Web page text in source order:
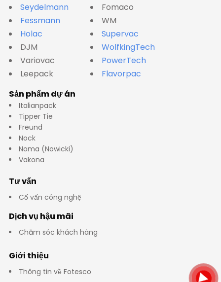
Seydelmann
Fessmann
Holac
DJM
Variovac
Leepack
Fomaco
WM
Supervac
WolfkingTech
PowerTech
Flavorpac
Sản phẩm dự án
Italianpack
Tipper Tie
Freund
Nock
Noma (Nowicki)
Vakona
Tư vấn
Cố vấn công nghệ
Dịch vụ hậu mãi
Chăm sóc khách hàng
Giới thiệu
Thông tin về Fotesco